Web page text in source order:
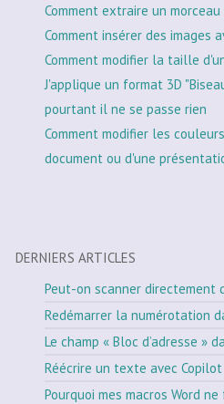
Comment extraire un morceau
Comment insérer des images
Comment modifier la taille
J'applique un format 3D
pourtant il ne se passe rien
Comment modifier les
document ou d'une
DERNIERS ARTICLES
Peut-on scanner directement
Redémarrer la numérotation
Le champ « Bloc d’adresse »
Réécrire un texte avec Copilot
Pourquoi mes macros Word